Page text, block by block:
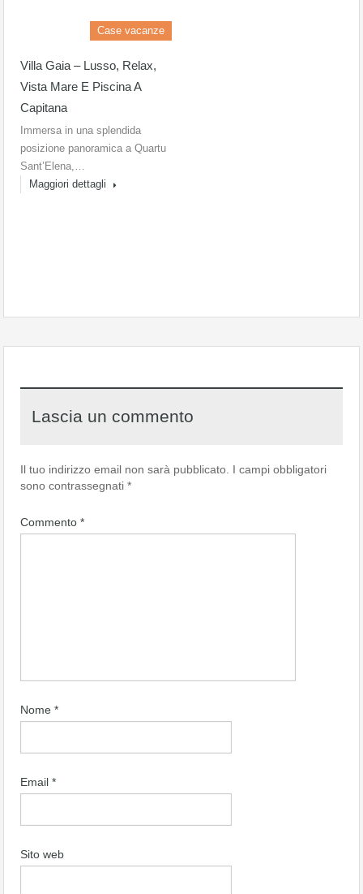
Case vacanze
Villa Gaia – Lusso, Relax,
Vista Mare E Piscina A
Capitana
Immersa in una splendida
posizione panoramica a Quartu
Sant’Elena,…
Maggiori dettagli
Lascia un commento
Il tuo indirizzo email non sarà pubblicato. I campi obbligatori
sono contrassegnati *
Commento *
Nome *
Email *
Sito web